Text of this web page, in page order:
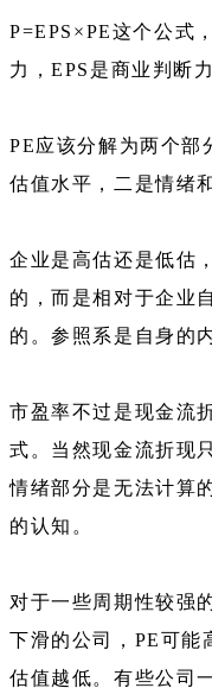
P=EPS×PE这个公式
力，EPS是商业判断
PE应该分解为两个部
估值水平，二是情绪
企业是高估还是低估
的，而是相对于企业
的。参照系是自身的
市盈率不过是现金流
式。当然现金流折现
情绪部分是无法计算
的认知。
对于一些周期性较强
下滑的公司，PE可能
估值越低。有些公司